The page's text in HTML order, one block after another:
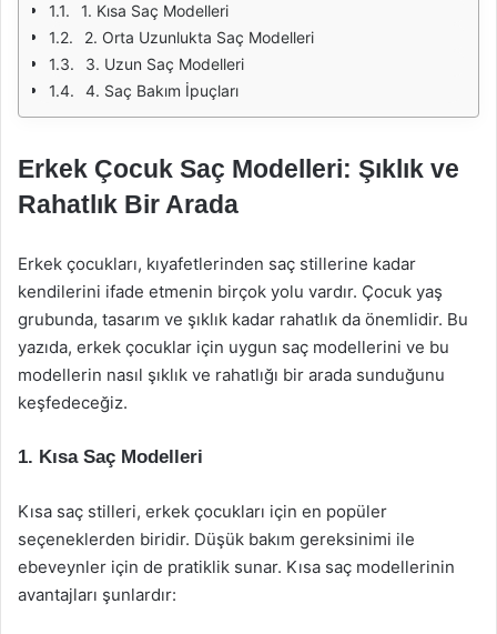
1. Kısa Saç Modelleri
2. Orta Uzunlukta Saç Modelleri
3. Uzun Saç Modelleri
4. Saç Bakım İpuçları
Erkek Çocuk Saç Modelleri: Şıklık ve
Rahatlık Bir Arada
Erkek çocukları, kıyafetlerinden saç stillerine kadar
kendilerini ifade etmenin birçok yolu vardır. Çocuk yaş
grubunda, tasarım ve şıklık kadar rahatlık da önemlidir. Bu
yazıda, erkek çocuklar için uygun saç modellerini ve bu
modellerin nasıl şıklık ve rahatlığı bir arada sunduğunu
keşfedeceğiz.
1. Kısa Saç Modelleri
Kısa saç stilleri, erkek çocukları için en popüler
seçeneklerden biridir. Düşük bakım gereksinimi ile
ebeveynler için de pratiklik sunar. Kısa saç modellerinin
avantajları şunlardır: